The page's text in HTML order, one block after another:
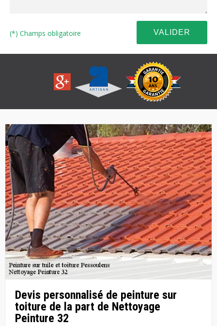
(*) Champs obligatoire
Devis personnalisé de peinture sur
toiture de la part de Nettoyage
Peinture 32